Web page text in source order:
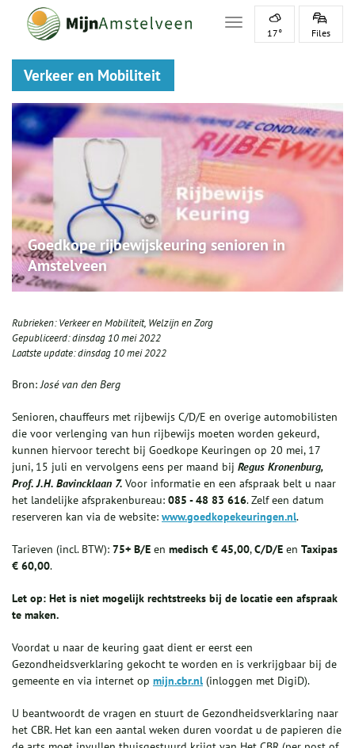
Toggle navigation
17° Files
Verkeer en Mobiliteit
Goedkope rijbewijskeuring senioren in
Amstelveen
Rubrieken:Verkeer en Mobiliteit, Welzijn en Zorg
Gepubliceerd:dinsdag 10 mei 2022
Laatste update:dinsdag 10 mei 2022
Bron:José van den Berg
Senioren, chauffeurs met rijbewijs C/D/E en overige automobilisten
die voor verlenging van hun rijbewijs moeten worden gekeurd,
kunnen hiervoor terecht bij Goedkope Keuringen op 20 mei, 17
juni, 15 juli en vervolgens eens per maand bij Regus Kronenburg,
Prof. J.H. Bavincklaan 7. Voor informatie en een afspraak belt u naar
het landelijke afsprakenbureau: 085 - 48 83 616. Zelf een datum
reserveren kan via de website: www.goedkopekeuringen.nl.
Tarieven (incl. BTW): 75+ B/E en medisch € 45,00,C/D/E en Taxipas
€ 60,00.
Let op: Het is niet mogelijk rechtstreeks bij de locatie een afspraak
te maken.
Voordat u naar de keuring gaat dient er eerst een
Gezondheidsverklaring gekocht te worden en is verkrijgbaar bij de
gemeente en via internet op mijn.cbr.nl (inloggen met DigiD).
U beantwoordt de vragen en stuurt de Gezondheidsverklaring naar
het CBR. Het kan een aantal weken duren voordat u de papieren die